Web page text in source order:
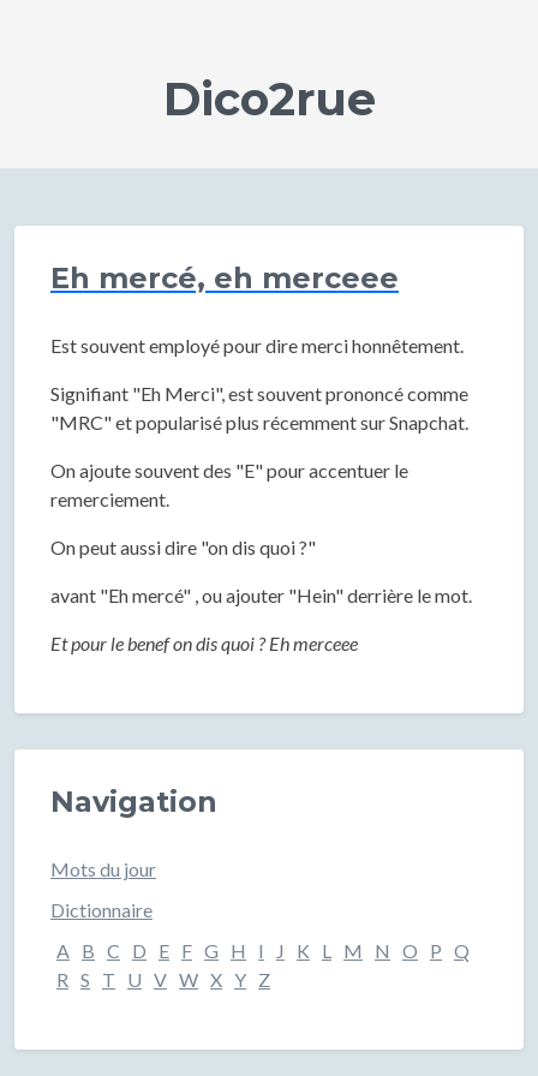
Dico2rue
Eh mercé, eh merceee
Est souvent employé pour dire merci honnêtement.
Signifiant "Eh Merci", est souvent prononcé comme
"MRC" et popularisé plus récemment sur Snapchat.
On ajoute souvent des "E" pour accentuer le
remerciement.
On peut aussi dire "on dis quoi ?"
avant "Eh mercé" , ou ajouter "Hein" derrière le mot.
Et pour le benef on dis quoi ? Eh merceee
Navigation
Mots du jour
Dictionnaire
A B C D E F G H I J K L M N O P Q
R S T U V W X Y Z